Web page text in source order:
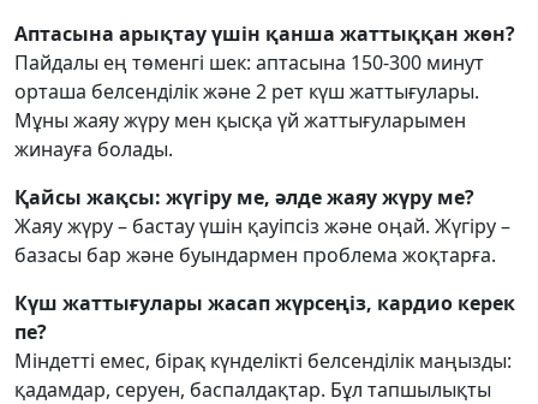
Аптасына арықтау үшін қанша жаттыққан жөн?
Пайдалы ең төменгі шек: аптасына 150-300 минут
орташа белсенділік және 2 рет күш жаттығулары.
Мұны жаяу жүру мен қысқа үй жаттығуларымен
жинауға болады.
Қайсы жақсы: жүгіру ме, әлде жаяу жүру ме?
Жаяу жүру – бастау үшін қауіпсіз және оңай. Жүгіру –
базасы бар және буындармен проблема жоқтарға.
Күш жаттығулары жасап жүрсеңіз, кардио керек
пе?
Міндетті емес, бірақ күнделікті белсенділік маңызды:
қадамдар, серуен, баспалдақтар. Бұл тапшылықты